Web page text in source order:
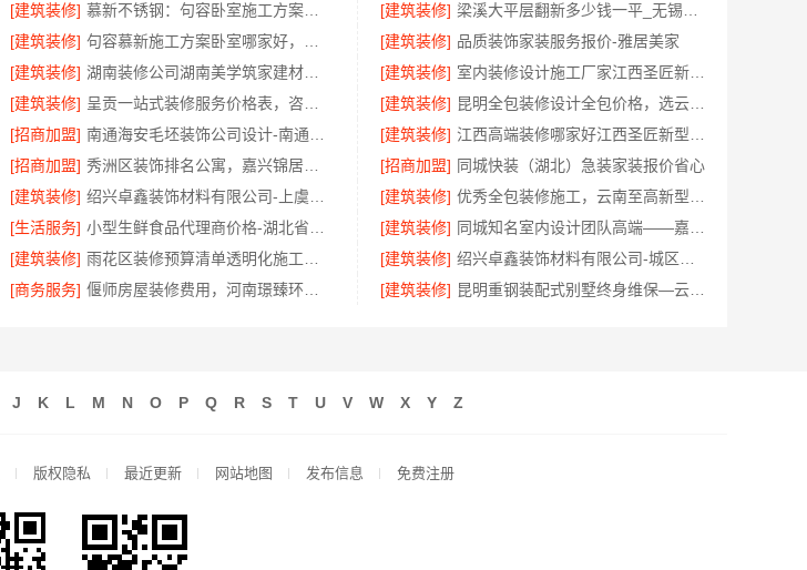
[建筑装修] [建筑装修]
梁溪大平层翻新多少钱一平_无锡亿莱居装饰工程材料有限公司
[建筑装修] [建筑装修] 品质装饰家装服务报价-雅居美家
[建筑装修] [建筑装修]
室内装修设计施工厂家江西圣匠新型环保材料有限公司
[建筑装修] [建筑装修]
昆明全包装修设计全包价格，选云南至高新型建材有限公司
[招商加盟] [建筑装修]
[招商加盟] [招商加盟] 同城快装（湖北）急装家装报价省心
[建筑装修] [建筑装修]
[生活服务] [建筑装修]
[建筑装修] [建筑装修]
[商务服务] [建筑装修] 昆明重钢装配式别墅终身维保—云南晟构建筑建材有限公司全程守护
J K L M N O P Q R S T U V W X Y Z
版权隐私 最近更新 网站地图 发布信息 免费注册